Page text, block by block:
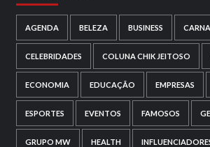
AGENDA BELEZA BUSINESS
CELEBRIDADES COLUNA CHIK JEITOSO
ECONOMIA EDUCAÇÃO EMPRESAS
ESPORTES EVENTOS FAMOSOS
GRUPO MW HEALTH